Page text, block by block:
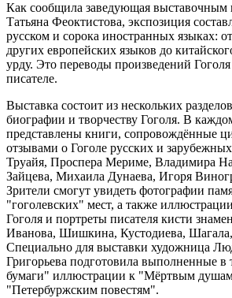
Как сообщила заведующая
Татьяна Феоктистова, экспозиция
русском и сорока иностранных языках:
других европейских языков до
урду. Это переводы произведений
писателе.
Выставка состоит из нескольких
биографии и творчеству Гоголя. В
представлены книги, сопровождённые
отзывами о Гоголе русских и
Труайя, Проспера Мериме, Владимира
Зайцева, Михаила Дунаева, Игоря
Зрители смогут увидеть фотографии
"гоголевских" мест, а также
Гоголя и портреты писателя кисти
Иванова, Шишкина, Кустодиева,
Специально для выставки художница
Григорьева подготовила выполненные в
бумаги" иллюстрации к "Мёртвым
"Петербуржским повестям".